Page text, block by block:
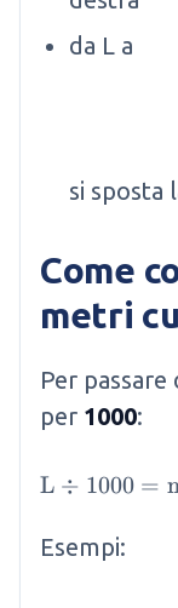
da L a
si sposta
Come
metri
Per passare
per 1000:
\mathrm{L}
L ÷ 1000 =
Esempi: